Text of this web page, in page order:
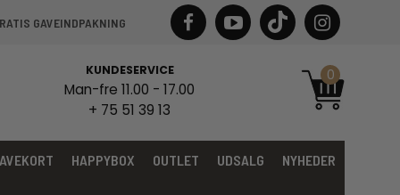
GAVEINDPAKNING
KUNDESERVICE
Man-fre 11.00 - 17.00
+ 75 51 39 13
0
HAPPYBOX OUTLET UDSALG NYHEDER